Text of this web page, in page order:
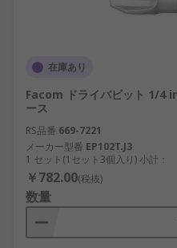
在庫あり
Facom ドライバビット 1/4
ース
RS品番 669-7221
メーカー型番 EP102T.J3
1 セット(1セット3個入り) 小計：
￥782.00(税抜)
数量